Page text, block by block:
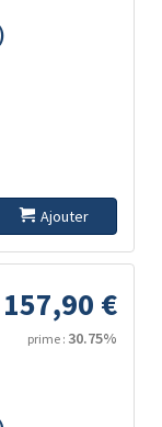
Ajouter
157,90 €
prime : 30.75%